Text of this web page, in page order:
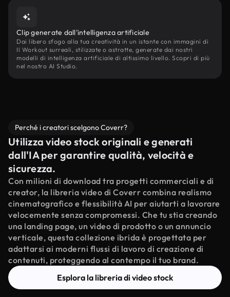
Clip generate dall'intelligenza artificiale
Dai libero sfogo alla tua creatività in un istante con immagini di
Il Workout surreali, stilizzate o astratte, generate dai nostri
modelli di intelligenza artificiale di altissimo livello. Scopri di più
nel nostro AI Studio.
Perché i creatori scelgono Coverr?
Utilizza video stock originali e generati
dall'IA per garantire qualità, velocità e
sicurezza.
Con milioni di download tra progetti commerciali e di
creator, la libreria video di Coverr combina realismo
cinematografico e flessibilità AI per aiutarti a lavorare
velocemente senza compromessi. Che tu stia creando
una landing page, un video di prodotto o un annuncio
verticale, questa collezione ibrida è progettata per
adattarsi ai moderni flussi di lavoro di creazione di
contenuti, proteggendo al contempo il tuo brand.
Esplora la libreria di video stock